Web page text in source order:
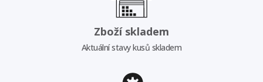
Zboží skladem
Aktuální stavy kusů skladem